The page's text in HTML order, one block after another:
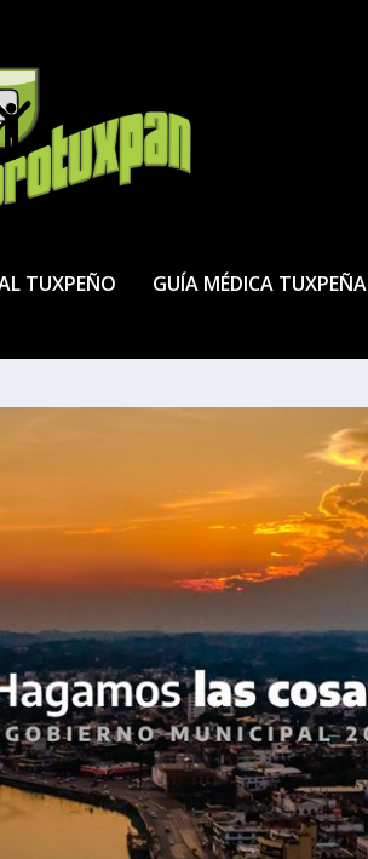
TUXPEÑO GUÍA MÉDICA TUXPEÑA